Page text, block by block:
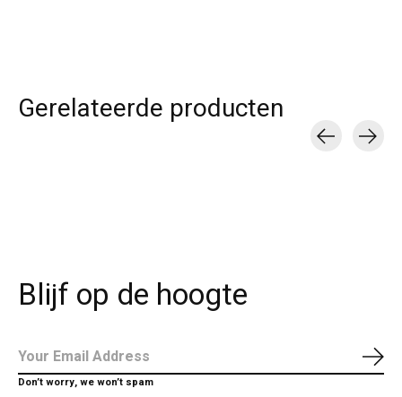
Gerelateerde producten
Blijf op de hoogte
Don’t worry, we won’t spam